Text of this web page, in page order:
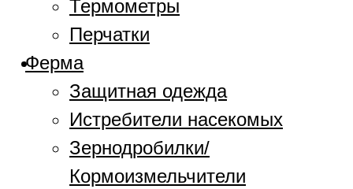
Термометры
Перчатки
Ферма
Защитная одежда
Истребители насекомых
Зернодробилки/
Кормоизмельчители